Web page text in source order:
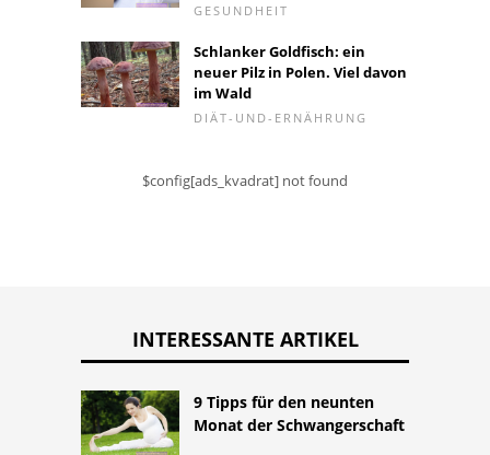
GESUNDHEIT
Schlanker Goldfisch: ein
neuer Pilz in Polen. Viel davon
im Wald
DIÄT-UND-ERNÄHRUNG
$config[ads_kvadrat] not found
INTERESSANTE ARTIKEL
9 Tipps für den neunten
Monat der Schwangerschaft